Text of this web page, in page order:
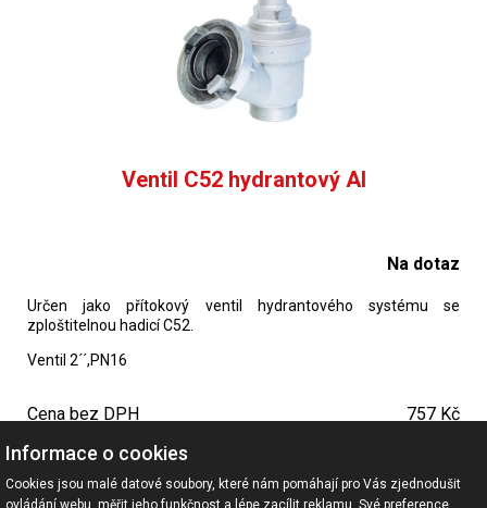
Ventil C52 hydrantový Al
Na dotaz
Určen jako přítokový ventil hydrantového systému se
zploštitelnou hadicí C52.
Ventil 2´´,PN16
Cena bez DPH 757 Kč
Cena vč. DPH
Informace o cookies
Cookies jsou malé datové soubory, které nám pomáhají pro Vás zjednodušit
ovládání webu, měřit jeho funkčnost a lépe zacílit reklamu. Své preference